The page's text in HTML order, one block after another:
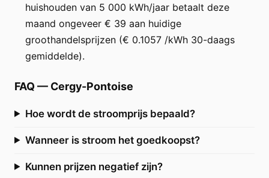
huishouden van 5 000 kWh/jaar betaalt deze
maand ongeveer € 39 aan huidige
groothandelsprijzen (€ 0.1057 /kWh 30-daags
gemiddelde).
FAQ — Cergy-Pontoise
Hoe wordt de stroomprijs bepaald?
Wanneer is stroom het goedkoopst?
Kunnen prijzen negatief zijn?